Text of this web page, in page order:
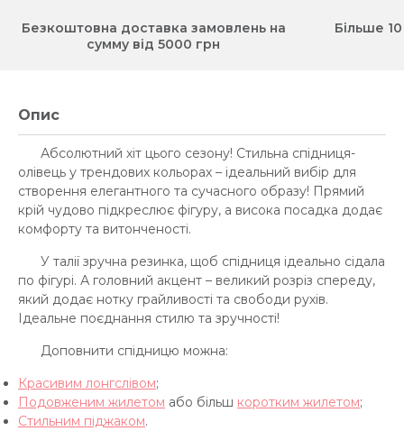
Безкоштовна доставка замовлень на
сумму від 5000 грн
Більше
Опис
Абсолютний хіт цього сезону! Стильна спідниця-
олівець у трендових кольорах – ідеальний вибір для
створення елегантного та сучасного образу! Прямий
крій чудово підкреслює фігуру, а висока посадка додає
комфорту та витонченості.
У талії зручна резинка, щоб спідниця ідеально сідала
по фігурі. А головний акцент – великий розріз спереду,
який додає нотку грайливості та свободи рухів.
Ідеальне поєднання стилю та зручності!
Доповнити спідницю можна:
Красивим лонгслівом;
Подовженим жилетом або більш коротким жилетом;
Стильним піджаком.